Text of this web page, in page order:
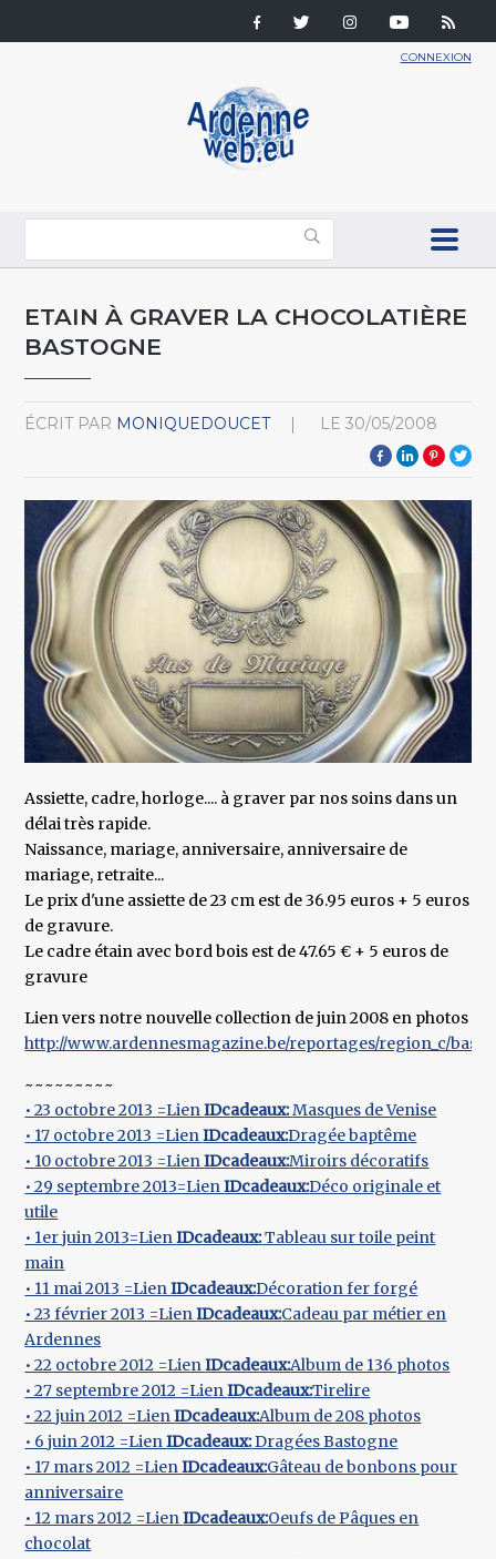
CONNEXION
ETAIN À GRAVER LA CHOCOLATIÈRE
BASTOGNE
ÉCRIT PAR MONIQUEDOUCET LE 30/05/2008
Assiette, cadre, horloge.... à graver par nos soins dans un
délai très rapide.
Naissance, mariage, anniversaire, anniversaire de
mariage, retraite...
Le prix d'une assiette de 23 cm est de 36.95 euros + 5 euros
de gravure.
Le cadre étain avec bord bois est de 47.65 € + 5 euros de
gravure
Lien vers notre nouvelle collection de juin 2008 en photos
http://www.ardennesmagazine.be/reportages/region_c/
~~~~~~~~~
• 23 octobre 2013 =LienIDcadeaux:Masques de Venise
• 17 octobre 2013 =LienIDcadeaux:Dragée baptême
• 10 octobre 2013 =LienIDcadeaux:Miroirs décoratifs
• 29 septembre 2013=LienIDcadeaux:Déco originale et
utile
• 1er juin 2013=LienIDcadeaux:Tableau sur toile peint
main
• 11 mai 2013 =LienIDcadeaux:Décoration fer forgé
• 23 février 2013 =LienIDcadeaux:Cadeau par métier en
Ardennes
• 22 octobre 2012 =LienIDcadeaux:Album de 136 photos
• 27 septembre 2012 =LienIDcadeaux:Tirelire
• 22 juin 2012 =LienIDcadeaux:Album de 208 photos
• 6 juin 2012 =LienIDcadeaux:Dragées Bastogne
• 17 mars 2012 =LienIDcadeaux:Gâteau de bonbons pour
anniversaire
• 12 mars 2012 =LienIDcadeaux:Oeufs de Pâques en
chocolat